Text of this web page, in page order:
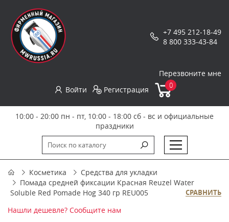
+7 495 212-18-49
8 800 333-43-84
Перезвоните мне
Войти
Регистрация 0
10:00 - 20:00 пн - пт, 10:00 - 18:00 сб - вс и официальные
праздники
Косметика
Средства для укладки
Помада средней фиксации Красная Reuzel Water
Soluble Red Pomade Hog 340 гр REU005
СРАВНИТЬ
Нашли дешевле? Сообщите нам